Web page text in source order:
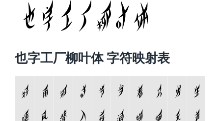
也字工厂柳叶体 字符映射表